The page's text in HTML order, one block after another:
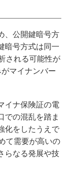
、公開鍵暗号方
暗号方式は同一
される可能性が
マイナンバー
イナ保険証の電
での混乱を踏ま
化をしたうえで
て需要が高いの
らなる発展や技